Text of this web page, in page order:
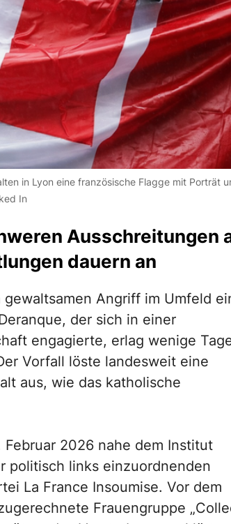
in Lyon eine französische Flagge mit Porträt
In
Ausschreitungen
dauern an
Angriff im Umfeld
der sich in einer
engagierte, erlag wenige
Vorfall löste landesweit eine
aus, wie das katholische
2026 nahe dem Institut
politisch links einzuordnenden
La France Insoumise. Vor dem
Frauengruppe